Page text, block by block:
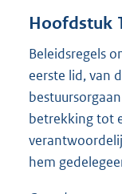
Hoofdstuk 1
Beleidsregels
eerste lid, van
betrekking tot
hem